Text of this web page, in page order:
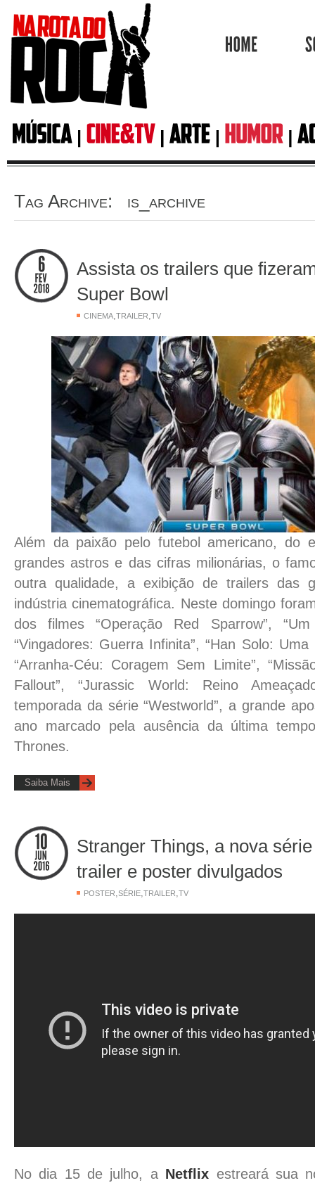
Tag Archive: is_archive
Assista os trailers que
Super Bowl
CINEMA,TRAILER,TV
Além da paixão pelo futebol americano, do
grandes astros e das cifras milionárias, o
outra qualidade, a exibição de trailers das
indústria cinematográfica. Neste domingo
dos filmes “Operação Red Sparrow”, “Um
“Vingadores: Guerra Infinita”, “Han Solo:
“Arranha-Céu: Coragem Sem Limite”,
Fallout”, “Jurassic World: Reino
temporada da série “Westworld”, a grande
ano marcado pela ausência da última
Thrones.
Saiba Mais
Stranger Things, a nova
trailer e poster divulgados
POSTER SÉRIE TRAILER TV
No dia 15 de julho, a Netflix estreará sua